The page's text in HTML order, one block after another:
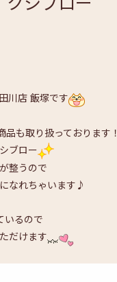
川店 飯塚です
も取り扱っております！
ブロー
整うので
なれちゃいます♪
いるので
だけます